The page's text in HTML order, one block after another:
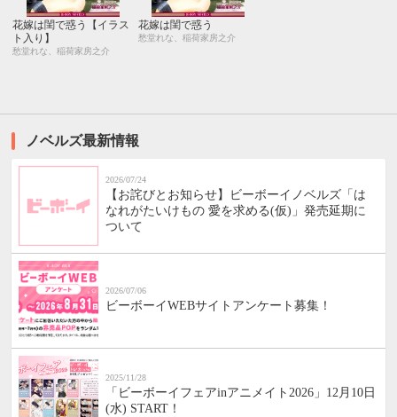
花嫁は閨で惑う【イラス
ト入り】
愁堂れな、稲荷家房之介
花嫁は閨で惑う
愁堂れな、稲荷家房之介
ノベルズ最新情報
2026/07/24
【お詫びとお知らせ】ビーボーイノベルズ「は
なれがたいけもの 愛を求める(仮)」発売延期に
ついて
2026/07/06
ビーボーイWEBサイトアンケート募集！
2025/11/28
「ビーボーイフェアinアニメイト2026」12月10日
(水) START！